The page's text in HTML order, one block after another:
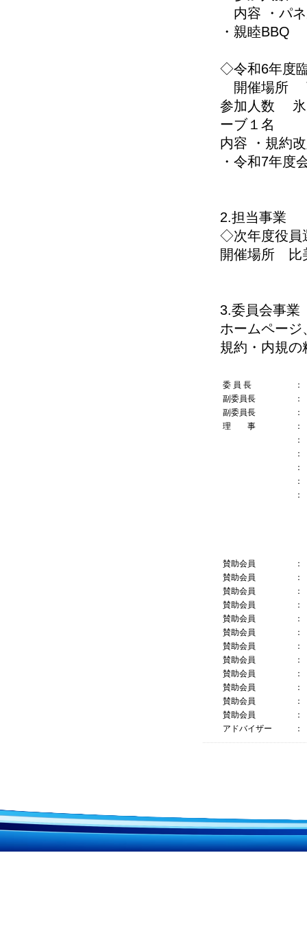
内容 ・パネ
・親睦BBQ
◇令和6年度
開催場所
参加人数
ーブ１名
内容 ・規約
・令和7年度
2.担当事業
◇次年度役員
開催場所 比
3.委員会事業
ホームペー
規約・内規の
委 員 長 ：
副委員長
：
副委員長
：
理 事
：
：
：
：
：
：
賛助会員 ：
賛助会員
：
賛助会員
：
賛助会員
：
賛助会員
：
賛助会員
：
賛助会員
：
賛助会員
：
賛助会員
：
賛助会員
：
賛助会員
：
賛助会員
：
アドバイザー
：